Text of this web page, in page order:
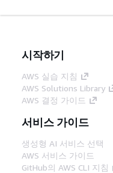
시작하기
AWS 실습 지침
AWS Solutions Library
AWS 결정 가이드
서비스 가이드
생성형 AI 서비스 선택
AWS 서비스 가이드
GitHub의 AWS CLI 지침